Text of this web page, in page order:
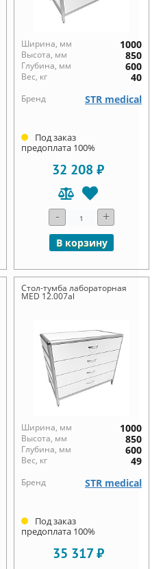
Ширина, мм 1000
Высота, мм 850
Глубина, мм 600
Вес, кг 40
Бренд STR medical
Под заказ
предоплата 100%
32 208 ₽
- +
В корзину
Стол-тумба лабораторная
MED 12.007al
Ширина, мм 1000
Высота, мм 850
Глубина, мм 600
Вес, кг 49
Бренд STR medical
Под заказ
предоплата 100%
35 317 ₽